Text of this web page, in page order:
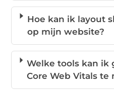
Hoe kan ik layout
op mijn website?
Welke tools kan ik
Core Web Vitals te